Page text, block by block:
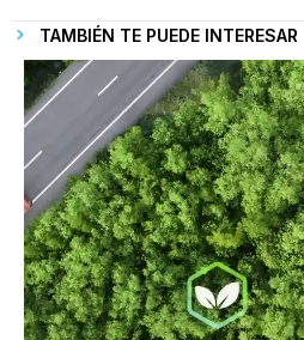
TAMBIÉN TE PUEDE INTERESAR